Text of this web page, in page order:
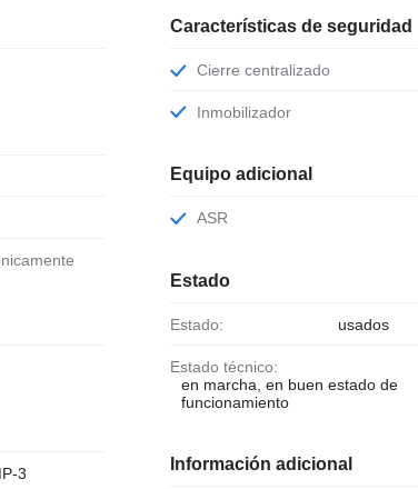
3
Características de seguridad
Cierre centralizado
Inmobilizador
Equipo adicional
ASR
Estado
Estado: usados
Estado técnico:
en marcha, en buen estado de
funcionamiento
Información adicional